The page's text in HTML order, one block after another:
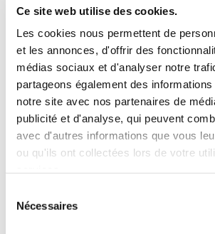
Ce site web utilise des cookies.
Les cookies nous permettent de
et les annonces, d'offrir des
médias sociaux et d'analyser notre
partageons également des
notre site avec nos partenaires de
publicité et d'analyse, qui peuvent
avec d'autres informations que vous
ou qu'ils ont collectées lors de votre
Nécessaires
continues. Grâce à son
solide,
à son taux élevé de
d’Internet et à un
commercial favorable,
bien placé pour
d’acteur majeur sur la
mondiale du commerce
pays poursuit sa